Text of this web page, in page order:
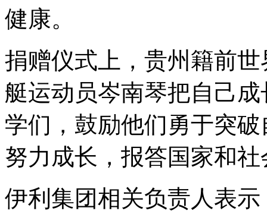
健康。
捐赠仪式上，贵州籍前
艇运动员岑南琴把自己
学们，鼓励他们勇于突
努力成长，报答国家和社
伊利集团相关负责人表